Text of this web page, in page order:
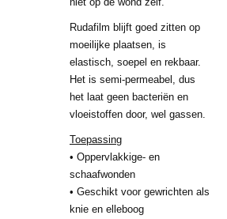
Rudafilm blijft goed zitten op
moeilijke plaatsen, is
elastisch, soepel en rekbaar.
Het is semi-permeabel, dus
het laat geen bacteriën en
vloeistoffen door, wel gassen.
Toepassing
• Oppervlakkige- en
schaafwonden
• Geschikt voor gewrichten als
knie en elleboog